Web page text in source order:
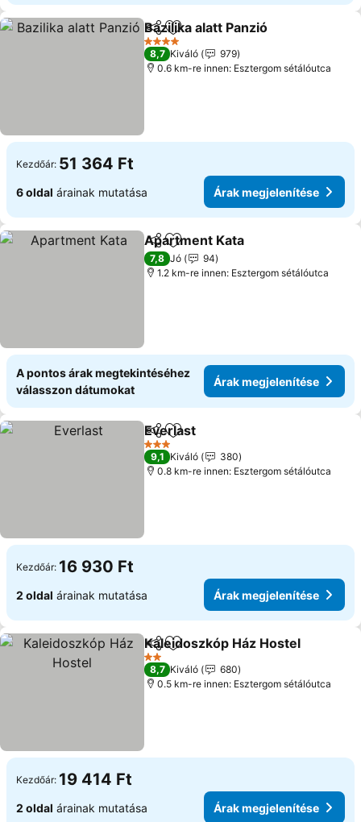
Megosztás
Hozzáadás a kedvencekhez
Bazilika alatt Panzió
4 Kategória
8,7 Kiváló
979
0.6 km-re innen: Esztergom sétálóutca
Kezdőár: 51 364 Ft
6 oldal árainak mutatása Árak megjelenítése
Megosztás
Hozzáadás a kedvencekhez
Apartment Kata
7,8 Jó
94
1.2 km-re innen: Esztergom sétálóutca
A pontos árak megtekintéséhez
válasszon dátumokat
Árak megjelenítése
MegosztásHozzáadás a kedvencekhez
Everlast
3 Kategória
9,1 Kiváló
380
0.8 km-re innen: Esztergom sétálóutca
Kezdőár: 16 930 Ft
2 oldal árainak mutatása Árak megjelenítése
Megosztás
Hozzáadás a kedvencekhez
Kaleidoszkóp Ház Hostel
2 Kategória
8,7 Kiváló
680
0.5 km-re innen: Esztergom sétálóutca
Kezdőár: 19 414 Ft
2 oldal árainak mutatása Árak megjelenítése